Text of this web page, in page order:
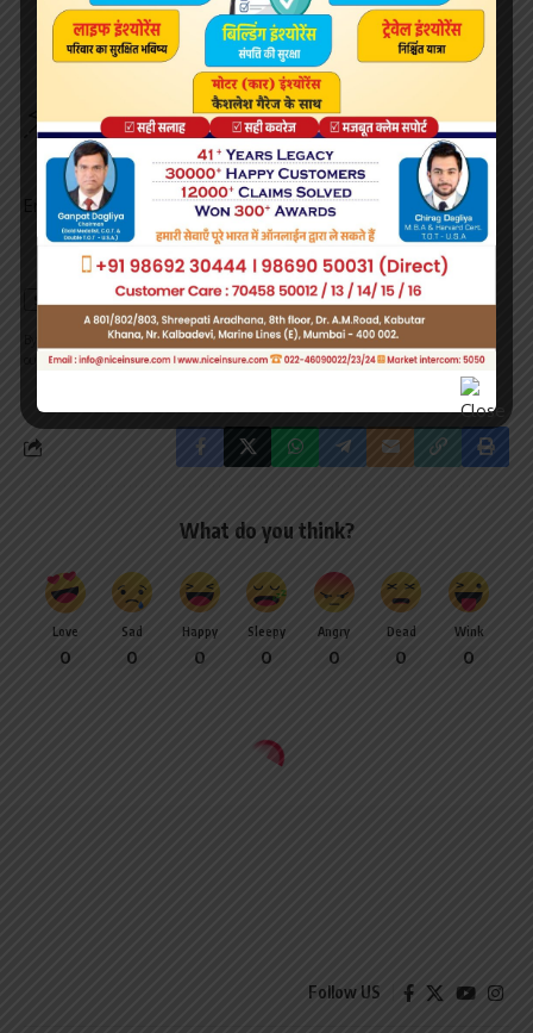
Sign Up For Daily Newsletter
Be keep up! Get the latest breaking news delivered
straight to your inbox.
Email address:
By signing up, you agree to ourTerms of Useand acknowledge the data practices in
Privacy Policy. You may unsubscribe at any time.
What do you think?
Love
0
Sad
0
Happy
0
Sleepy
0
Angry
0
Dead
0
Wink
0
Follow US